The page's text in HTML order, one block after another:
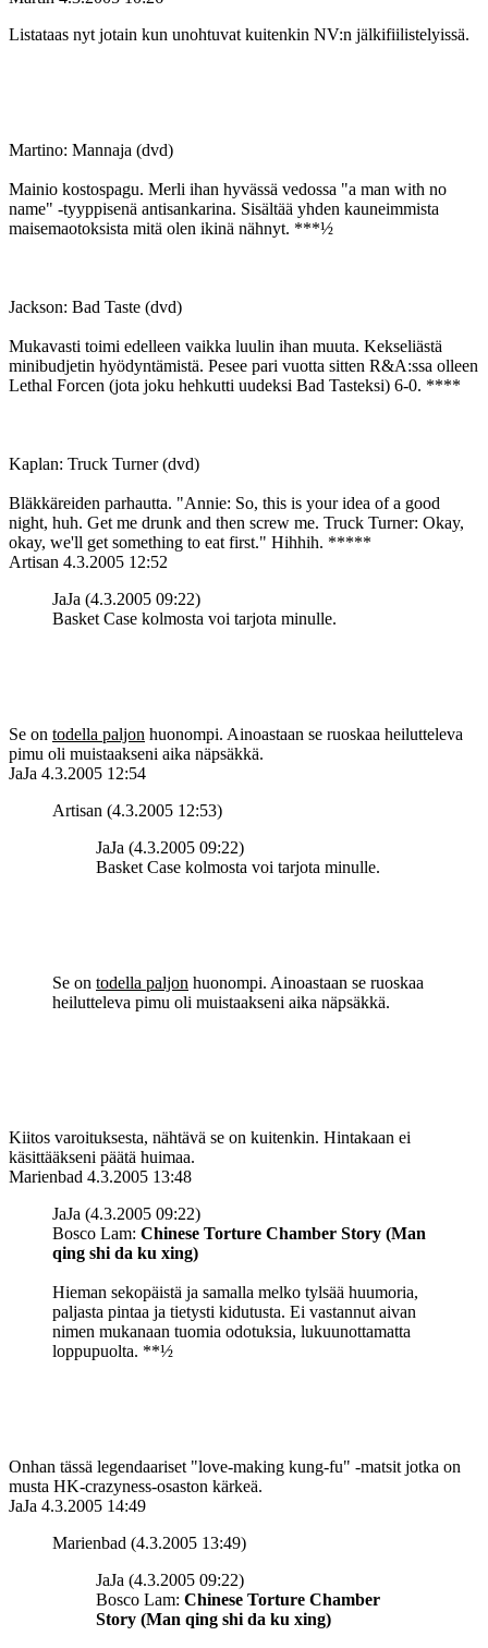
Listataas nyt jotain kun unohtuvat kuitenkin NV:n jälkifiilistelyissä.
Martino: Mannaja (dvd)
Mainio kostospagu. Merli ihan hyvässä vedossa "a man with no
name" ‑tyyppisenä antisankarina. Sisältää yhden kauneimmista
maisemaotoksista mitä olen ikinä nähnyt. ***½
Jackson: Bad Taste (dvd)
Mukavasti toimi edelleen vaikka luulin ihan muuta. Kekseliästä
minibudjetin hyödyntämistä. Pesee pari vuotta sitten R&A:ssa olleen
Lethal Forcen (jota joku hehkutti uudeksi Bad Tasteksi) 6-0. ****
Kaplan: Truck Turner (dvd)
Bläkkäreiden parhautta. "Annie: So, this is your idea of a good
night, huh. Get me drunk and then screw me. Truck Turner: Okay,
okay, we'll get something to eat first." Hihhih. *****
Artisan 4.3.2005 12:52
JaJa (4.3.2005 09:22)
Basket Case kolmosta voi tarjota minulle.
Se on todella paljon huonompi. Ainoastaan se ruoskaa heilutteleva
pimu oli muistaakseni aika näpsäkkä.
JaJa 4.3.2005 12:54
Artisan (4.3.2005 12:53)
JaJa (4.3.2005 09:22)
Basket Case kolmosta voi tarjota minulle.
Se on todella paljon huonompi. Ainoastaan se ruoskaa
heilutteleva pimu oli muistaakseni aika näpsäkkä.
Kiitos varoituksesta, nähtävä se on kuitenkin. Hintakaan ei
käsittääkseni päätä huimaa.
Marienbad 4.3.2005 13:48
JaJa (4.3.2005 09:22)
Bosco Lam: Chinese Torture Chamber Story (Man
qing shi da ku xing)
Hieman sekopäistä ja samalla melko tylsää huumoria,
paljasta pintaa ja tietysti kidutusta. Ei vastannut aivan
nimen mukanaan tuomia odotuksia, lukuunottamatta
loppupuolta. **½
Onhan tässä legendaariset "love-making kung-fu" ‑matsit jotka on
musta HK-crazyness-osaston kärkeä.
JaJa 4.3.2005 14:49
Marienbad (4.3.2005 13:49)
JaJa (4.3.2005 09:22)
Bosco Lam: Chinese Torture Chamber
Story (Man qing shi da ku xing)